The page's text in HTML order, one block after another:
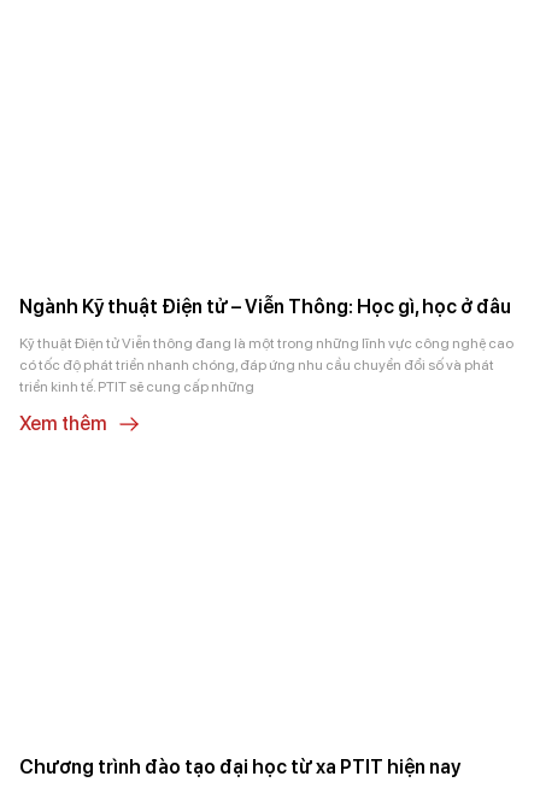
Ngành Kỹ thuật Điện tử – Viễn Thông: Học gì, học ở đâu
Kỹ thuật Điện tử Viễn thông đang là một trong những lĩnh vực công nghệ cao
có tốc độ phát triển nhanh chóng, đáp ứng nhu cầu chuyển đổi số và phát
triển kinh tế. PTIT sẽ cung cấp những
Xem thêm
Chương trình đào tạo đại học từ xa PTIT hiện nay